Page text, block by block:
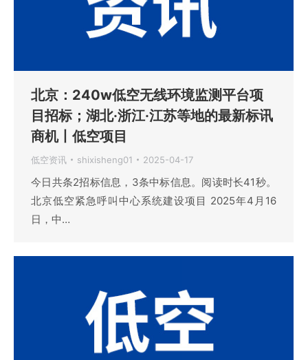
北京：240w低空无线环境监测平台项
目招标；湖北·浙江·江苏等地的最新标讯
商机丨低空项目
低空资讯 shixisheng01 2025-04-17
今日共条2招标信息，3条中标信息。阅读时长41秒。
北京低空紧急呼叫中心系统建设项目 2025年4月16
日，中…